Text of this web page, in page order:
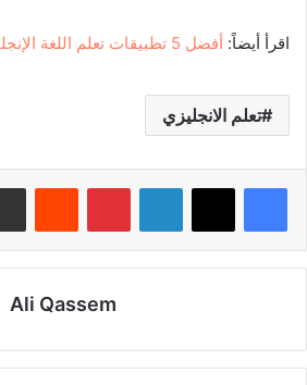
اقرأ أيضاً: أفضل 5 تطبيقات تعلم اللغة الإنجليزية
تعلم الانجليزي
لينكدإن بينتيريست
Ali Qassem